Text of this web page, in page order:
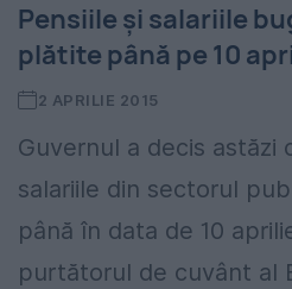
Pensiile şi salariile
plătite până pe 10
2 APRILIE 2015
Guvernul a decis astăzi
salariile din sectorul
până în data de 10
purtătorul de cuvânt al